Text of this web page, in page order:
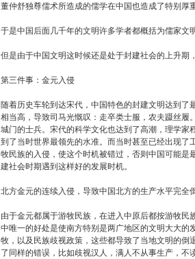
董仲舒独尊儒术所造成的儒学在中国也造成了特别厚
于是中国后面几千年的文明许多学者都概括为儒家文
但是由于中国文明这时候还是处于封建社会的上升期
第三件事：金元入侵
随着历史车轮到达宋代，中国特色的封建文明达到
相当高，导致司马光慨叹：走卒类士服，农夫蹑丝
城门的士兵。宋代的科学文化也达到了高潮，理学家
到了当时世界最领先的水准。而当时甚至已经出现
牧民族的入侵，使这个时机被错过，否则中国可能
建社会时期遇到这样好的发展时机。
北方金元的连续入侵，导致中国北方的生产水平完全倒
由于金元都属于游牧民族，在进入中原后都按游牧
中唯一的好处是使南方特别是两广地区的文明大大
牧，以及民族歧视政策，这些都导致了当地文明的
了同样的错误，比如歧视汉人，满人不从事生产，